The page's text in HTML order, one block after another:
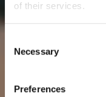
of their services.
Selection
Necessary
Preferences